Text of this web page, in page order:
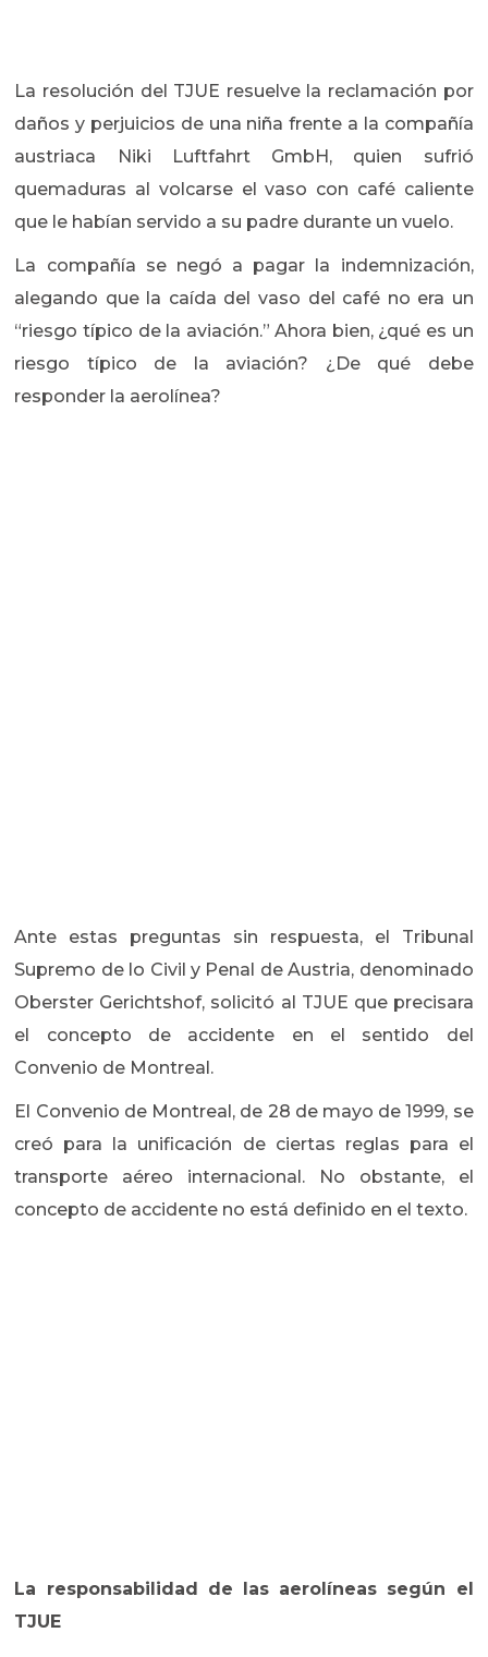
La resolución del TJUE resuelve la reclamación por
daños y perjuicios de una niña frente a la compañía
austriaca Niki Luftfahrt GmbH, quien sufrió
quemaduras al volcarse el vaso con café caliente
que le habían servido a su padre durante un vuelo.
La compañía se negó a pagar la indemnización,
alegando que la caída del vaso del café no era un
“riesgo típico de la aviación.” Ahora bien, ¿qué es un
riesgo típico de la aviación? ¿De qué debe
responder la aerolínea?
Ante estas preguntas sin respuesta, el Tribunal
Supremo de lo Civil y Penal de Austria, denominado
Oberster Gerichtshof, solicitó al TJUE que precisara
el concepto de accidente en el sentido del
Convenio de Montreal.
El Convenio de Montreal, de 28 de mayo de 1999, se
creó para la unificación de ciertas reglas para el
transporte aéreo internacional. No obstante, el
concepto de accidente no está definido en el texto.
La responsabilidad de las aerolíneas según el
TJUE